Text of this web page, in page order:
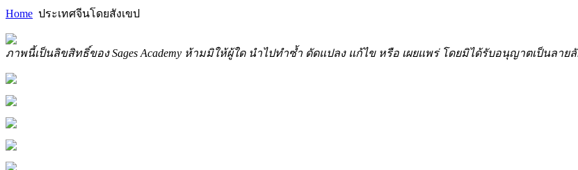
Home ประเทศจีนโดยสังเขป
ภาพนี้เป็นลิขสิทธิ์ของ Sages Academy ห้ามมิให้ผู้ใด นำไปทำซ้ำ ดัดแปลง แก้ไข หรือ เผยแพร่ โดยมิได้รับอนุญาตเป็นลา